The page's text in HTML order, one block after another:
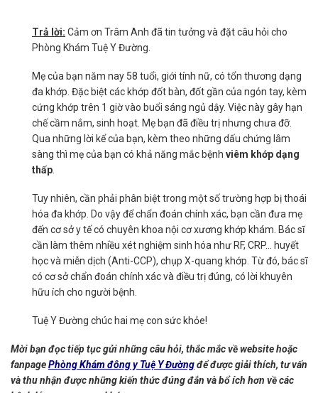
Trả lời: Cảm ơn Trâm Anh đã tin tưởng và đặt câu hỏi cho
Phòng Khám Tuệ Y Đường.
Mẹ của bạn năm nay 58 tuổi, giới tính nữ, có tổn thương dạng
đa khớp. Đặc biệt các khớp đốt bàn, đốt gần của ngón tay, kèm
cứng khớp trên 1 giờ vào buổi sáng ngủ dậy. Việc này gây hạn
chế cầm nắm, sinh hoạt. Mẹ bạn đã điều trị nhưng chưa đỡ.
Qua những lời kể của bạn, kèm theo những dấu chứng lâm
sàng thì mẹ của bạn có khả năng mắc bệnh viêm khớp dạng
thấp
Tuy nhiên, cần phải phân biệt trong một số trường hợp bị thoái
hóa đa khớp. Do vậy để chẩn đoán chính xác, bạn cần đưa mẹ
đến cơ sở y tế có chuyên khoa nội cơ xương khớp khám. Bác sĩ
cần làm thêm nhiều xét nghiệm sinh hóa như RF, CRP… huyết
học và miễn dịch (Anti-CCP), chụp X-quang khớp. Từ đó, bác sĩ
có cơ sở chẩn đoán chính xác và điều trị đúng, có lời khuyên
hữu ích cho người bệnh.
Tuệ Y Đường chúc hai mẹ con sức khỏe!
Mời bạn đọc tiếp tục gửi những câu hỏi, thắc mắc về website hoặc
fanpagePhòng Khám đông y Tuệ Y Đườngđể được giải thích, tư vấn
và thu nhận được những kiến thức đúng đắn và bổ ích hơn về các